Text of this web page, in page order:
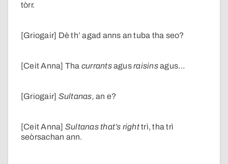
tòrr.
[Griogair] Dè th’ agad anns an tuba tha seo?
[Ceit Anna] Tha currantsagusraisinsagus…
[Griogair] Sultanas, an e?
[Ceit Anna] Sultanas that’s righttrì, tha trì
seòrsachan ann.